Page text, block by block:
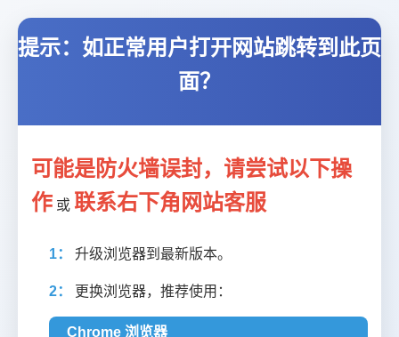
提示：如正常用户打开网站跳转到此页
面？
可能是防火墙误封，请尝试以下操
作 或 联系右下角网站客服
1： 升级浏览器到最新版本。
2： 更换浏览器，推荐使用：
Chrome 浏览器